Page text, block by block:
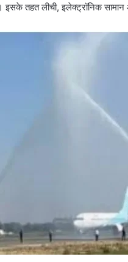
इसके तहत लीची, इलेक्ट्रॉनिक